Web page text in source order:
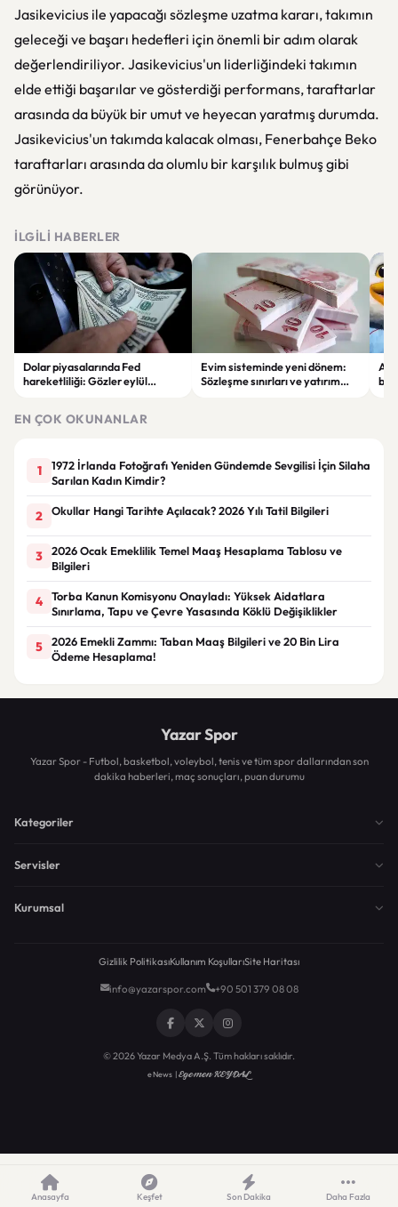
Jasikevicius ile yapacağı sözleşme uzatma kararı, takımın
geleceği ve başarı hedefleri için önemli bir adım olarak
değerlendiriliyor. Jasikevicius'un liderliğindeki takımın
elde ettiği başarılar ve gösterdiği performans, taraftarlar
arasında da büyük bir umut ve heyecan yaratmış durumda.
Jasikevicius'un takımda kalacak olması, Fenerbahçe Beko
taraftarları arasında da olumlu bir karşılık bulmuş gibi
görünüyor.
İLGILI HABERLER
Dolar piyasalarında Fed
hareketliliği: Gözler eylül
Evim sisteminde yeni dönem:
Sözleşme sınırları ve yatırım
EN ÇOK OKUNANLAR
1
1972 İrlanda Fotoğrafı Yeniden Gündemde Sevgilisi İçin Silaha
Sarılan Kadın Kimdir?
2 Okullar Hangi Tarihte Açılacak? 2026 Yılı Tatil Bilgileri
3
2026 Ocak Emeklilik Temel Maaş Hesaplama Tablosu ve
Bilgileri
4
Torba Kanun Komisyonu Onayladı: Yüksek Aidatlara
Sınırlama, Tapu ve Çevre Yasasında Köklü Değişiklikler
5
2026 Emekli Zammı: Taban Maaş Bilgileri ve 20 Bin Lira
Ödeme Hesaplama!
Yazar Spor
Yazar Spor - Futbol, basketbol, voleybol, tenis ve tüm spor dallarından son
dakika haberleri, maç sonuçları, puan durumu
Kategoriler
Servisler
Kurumsal
Gizlilik PolitikasıKullanım KoşullarıSite Haritası
info@yazarspor.com +90 501 379 08 08
© 2026 Yazar Medya A.Ş. Tüm hakları saklıdır.
eNews |Egemen KEYDAL
Anasayfa Keşfet Son Dakika Daha Fazla